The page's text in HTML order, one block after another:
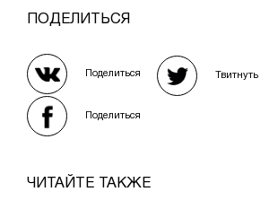
ПОДЕЛИТЬСЯ
Поделиться Твитнуть
Поделиться
ЧИТАЙТЕ ТАКЖЕ